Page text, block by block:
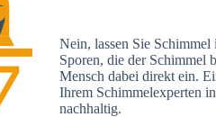
Nein, lassen Sie
Sporen, die der Schimmel
Mensch dabei direkt ein.
Ihrem Schimmelexperten
nachhaltig.